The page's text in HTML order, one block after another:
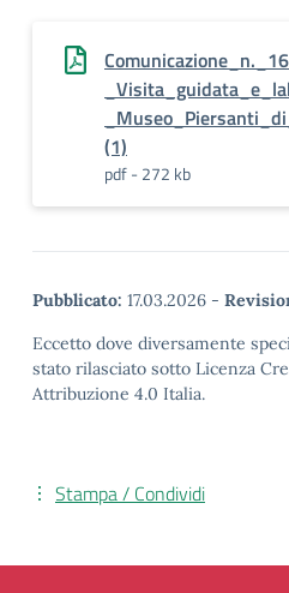
(1)
pdf - 272 kb
Pubblicato: 17.03.2026 -
Eccetto dove diversamente
stato rilasciato sotto Licenza
Attribuzione 4.0 Italia.
Stampa / Condividi